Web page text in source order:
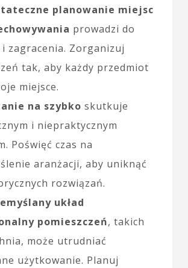
planowanie miejsc
prowadzi do
zagracenia. Zorganizuj
tak, aby każdy przedmiot
miejsce.
na szybko skutkuje
i niepraktycznym
Poświęć czas na
aranżacji, aby uniknąć
rozwiązań.
układ
pomieszczeń, takich
może utrudniać
użytkowanie. Planuj